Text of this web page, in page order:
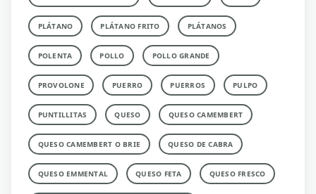
PLÁTANO PLÁTANO FRITO PLÁTANOS
POLENTA POLLO POLLO GRANDE
PROVOLONE PUERRO PUERROS PULPO
PUNTILLITAS QUESO QUESO CAMEMBERT
QUESO CAMEMBERT O BRIE QUESO DE CABRA
QUESO EMMENTAL QUESO FETA QUESO FRESCO